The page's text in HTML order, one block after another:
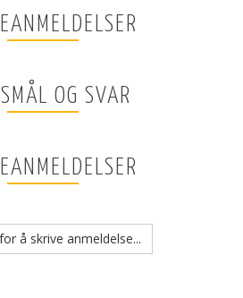
OG SVAR
å skrive anmeldelse...